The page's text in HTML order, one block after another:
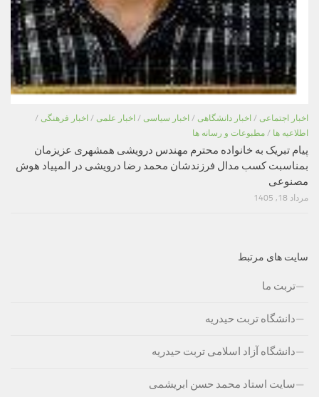
اخبار اجتماعی / اخبار دانشگاهی / اخبار سیاسی / اخبار علمی / اخبار فرهنگی /
اطلاعیه ها / مطبوعات و رسانه ها
پیام تبریک به خانواده محترم مهندس درویشی همشهری عزیزمان
بمناسبت کسب مدال فرزندشان محمد رضا درویشی در المپیاد هوش
مصنوعی
مرداد 18, 1405
سایت های مرتبط
تربت ما
دانشگاه تربت حیدریه
دانشگاه آزاد اسلامی تربت حیدریه
سایت استاد محمد حسن ابریشمی